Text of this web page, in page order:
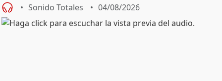
Sonido Totales 04/08/2026